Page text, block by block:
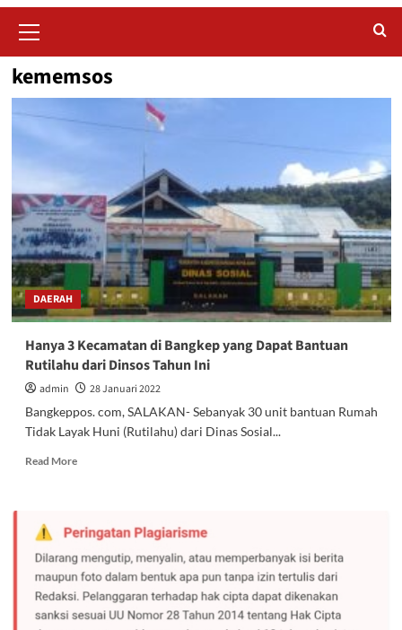
Menu
kememsos
DAERAH
Hanya 3 Kecamatan di Bangkep yang Dapat Bantuan
Rutilahu dari Dinsos Tahun Ini
admin
28 Januari 2022
Bangkeppos. com, SALAKAN- Sebanyak 30 unit bantuan Rumah
Tidak Layak Huni (Rutilahu) dari Dinas Sosial...
Read MoreRead
3
Kecamatan
di
Bangkep
yang
Dapat